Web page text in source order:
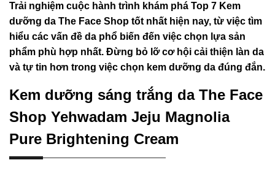
Trải nghiệm cuộc hành trình khám phá Top 7 Kem
dưỡng da The Face Shop tốt nhất hiện nay, từ việc tìm
hiểu các vấn đề da phổ biến đến việc chọn lựa sản
phẩm phù hợp nhất. Đừng bỏ lỡ cơ hội cải thiện làn da
và tự tin hơn trong việc chọn kem dưỡng da đúng đắn.
Kem dưỡng sáng trắng da The Face
Shop Yehwadam Jeju Magnolia
Pure Brightening Cream